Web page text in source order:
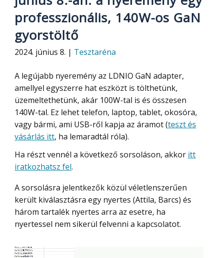
professzionális, 140W-os GaN
gyorstöltő
2024. június 8. | Tesztaréna
A legújabb nyeremény az LDNIO GaN adapter,
amellyel egyszerre hat eszközt is tölthetünk,
üzemeltethetünk, akár 100W-tal is és összesen
140W-tal. Ez lehet telefon, laptop, tablet, okosóra,
vagy bármi, ami USB-ről kapja az áramot (teszt és
vásárlás itt, ha lemaradtál róla).
Ha részt vennél a következő sorsoláson, akkor itt
iratkozhatsz fel.
A sorsolásra jelentkezők közül véletlenszerűen
került kiválasztásra egy nyertes (Attila, Barcs) és
három tartalék nyertes arra az esetre, ha
nyertessel nem sikerül felvenni a kapcsolatot.
Videólejátszó